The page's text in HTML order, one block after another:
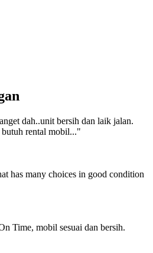
dah..unit bersih dan laik jalan.
butuh rental mobil..."
has many choices in good condition
Time, mobil sesuai dan bersih.